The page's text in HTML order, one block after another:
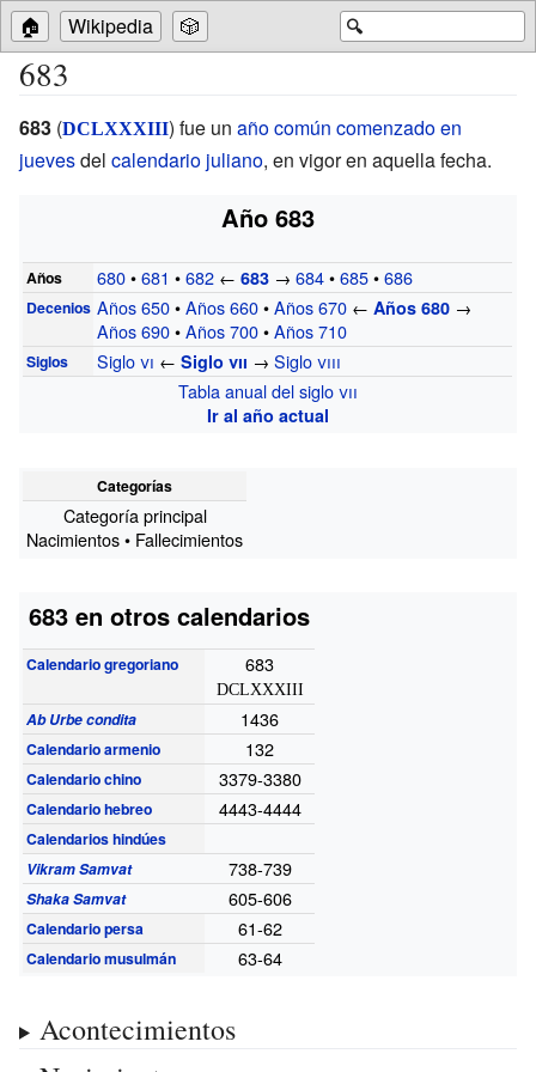
🔍
🏠 Wikipedia 🎲
683
683 (DCLXXXIII) fue un año común comenzado en
juevesdel calendario juliano, en vigor en aquella fecha.
Año 683
Años 680•681 •682 ←683 →684•685•686
Decenios Años 650•Años 660•Años 670 ←Años 680 →
Años 690•Años 700•Años 710
Siglos Siglovi ←Siglo vii →Sigloviii
Tabla anual del siglo vii
Ir al año actual
Categorías
Categoría principal
Nacimientos • Fallecimientos
683 en otros calendarios
Calendario gregoriano 683
DCLXXXIII
Ab Urbe condita 1436
Calendario armenio 132
Calendario chino 3379-3380
Calendario hebreo 4443-4444
Calendarios hindúes
Vikram Samvat
738-739
Shaka Samvat 605-606
Calendario persa 61-62
Calendario musulmán 63-64
Acontecimientos